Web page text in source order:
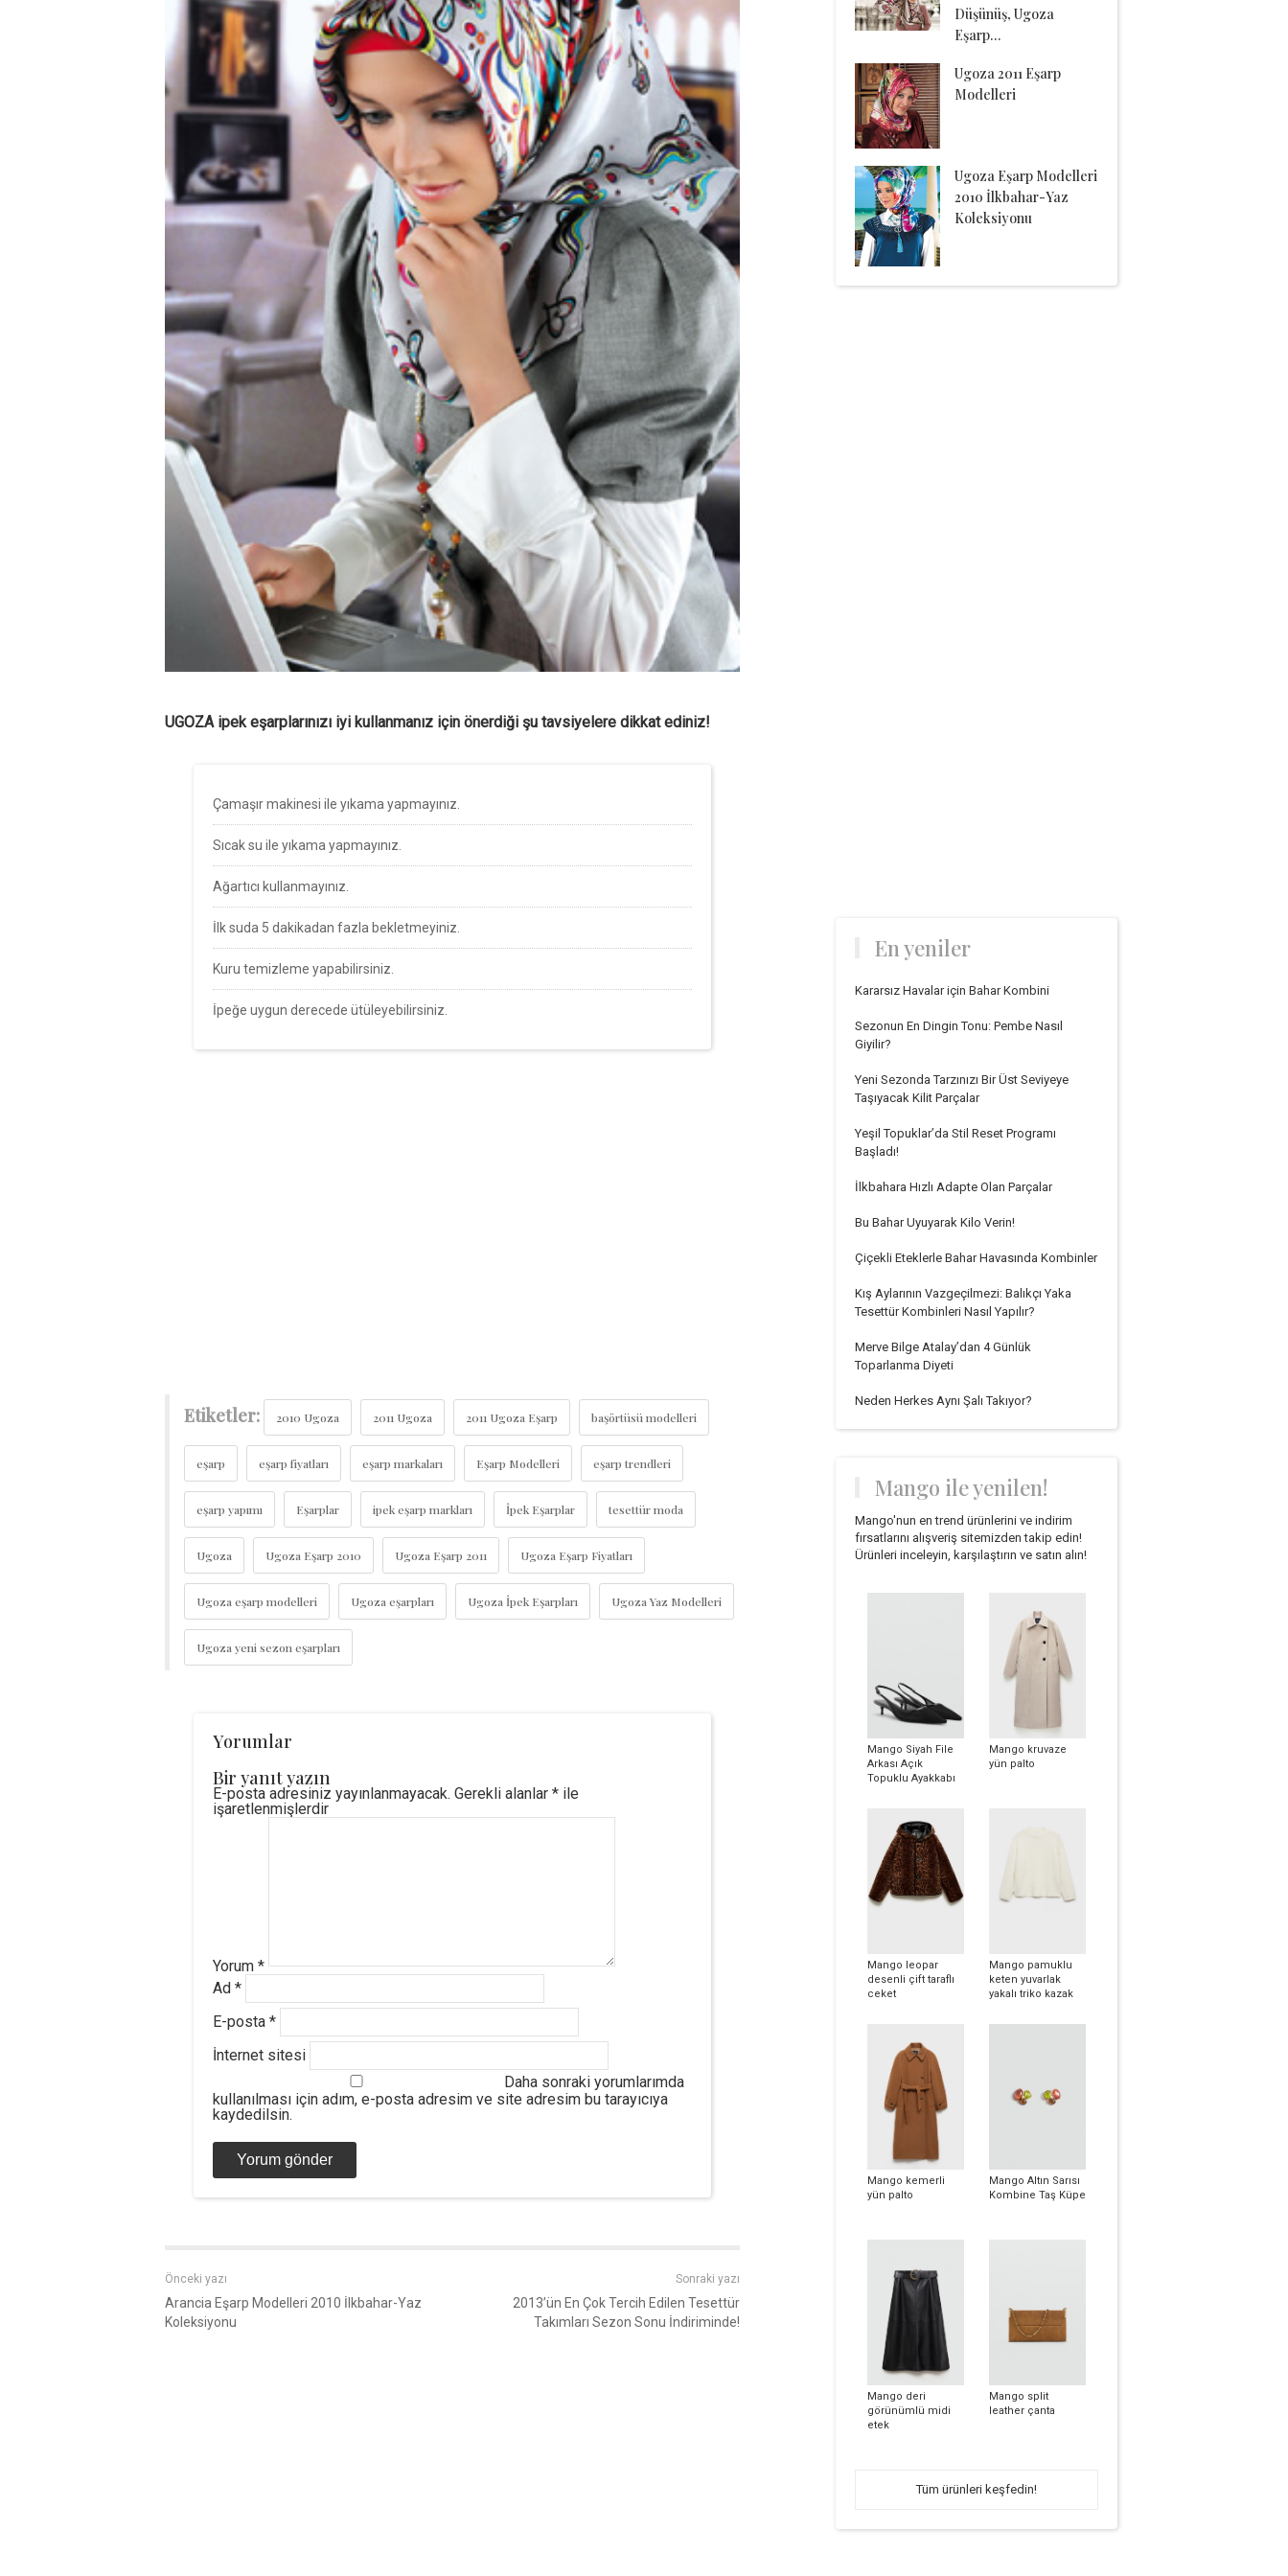
UGOZA ipek eşarplarınızı iyi kullanmanız için önerdiği şu tavsiyelere dikkat ediniz!
Çamaşır makinesi ile yıkama yapmayınız.
Sıcak su ile yıkama yapmayınız.
Ağartıcı kullanmayınız.
İlk suda 5 dakikadan fazla bekletmeyiniz.
Kuru temizleme yapabilirsiniz.
İpeğe uygun derecede ütüleyebilirsiniz.
Etiketler: 2010 Ugoza 2011 Ugoza 2011 Ugoza Eşarp başörtüsü modelleri
eşarp eşarp fiyatları eşarp markaları Eşarp Modelleri eşarp trendleri
eşarp yapımı Eşarplar ipek eşarp markları İpek Eşarplar tesettür moda
Ugoza Ugoza Eşarp 2010 Ugoza Eşarp 2011 Ugoza Eşarp Fiyatları
Ugoza eşarp modelleri Ugoza eşarpları Ugoza İpek Eşarpları Ugoza Yaz Modelleri
Ugoza yeni sezon eşarpları
Yorumlar
Bir yanıt yazın
E-posta adresiniz yayınlanmayacak. Gerekli alanlar * ile
işaretlenmişlerdir
Yorum *
Ad *
E-posta *
İnternet sitesi
Daha sonraki yorumlarımda
kullanılması için adım, e-posta adresim ve site adresim bu tarayıcıya
kaydedilsin.
Önceki yazı
Arancia Eşarp Modelleri 2010 İlkbahar-Yaz
Koleksiyonu
Sonraki yazı
2013’ün En Çok Tercih Edilen Tesettür
Takımları Sezon Sonu İndiriminde!
Düşünüş, Ugoza
Eşarp…
Ugoza 2011 Eşarp
Modelleri
Ugoza Eşarp Modelleri
2010 İlkbahar-Yaz
Koleksiyonu
En yeniler
Kararsız Havalar için Bahar Kombini
Sezonun En Dingin Tonu: Pembe Nasıl
Giyilir?
Yeni Sezonda Tarzınızı Bir Üst Seviyeye
Taşıyacak Kilit Parçalar
Yeşil Topuklar’da Stil Reset Programı
Başladı!
İlkbahara Hızlı Adapte Olan Parçalar
Bu Bahar Uyuyarak Kilo Verin!
Çiçekli Eteklerle Bahar Havasında Kombinler
Kış Aylarının Vazgeçilmezi: Balıkçı Yaka
Tesettür Kombinleri Nasıl Yapılır?
Merve Bilge Atalay’dan 4 Günlük
Toparlanma Diyeti
Neden Herkes Aynı Şalı Takıyor?
Mango ile yenilen!
Mango'nun en trend ürünlerini ve indirim
fırsatlarını alışveriş sitemizden takip edin!
Ürünleri inceleyin, karşılaştırın ve satın alın!
Mango Siyah File
Arkası Açık
Topuklu Ayakkabı
Mango kruvaze
yün palto
Mango leopar
desenli çift taraflı
ceket
Mango pamuklu
keten yuvarlak
yakalı triko kazak
Mango kemerli
yün palto
Mango Altın Sarısı
Kombine Taş Küpe
Mango deri
görünümlü midi
etek
Mango split
leather çanta
Tüm ürünleri keşfedin!